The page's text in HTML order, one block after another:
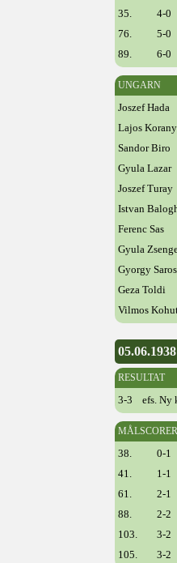
35.
4-0
76.
5-0
89.
6-0
UNGARN
Joszef Hada
Lajos
Sandor Biro
Gyula Lazar
Joszef Turay
Istvan
Ferenc Sas
Gyula
Gyorgy
Geza Toldi
Vilmos
RESULTAT
3-3 efs. Ny
38. 0-1
41.
1-1
61.
2-1
88.
2-2
103.
3-2
105.
3-2